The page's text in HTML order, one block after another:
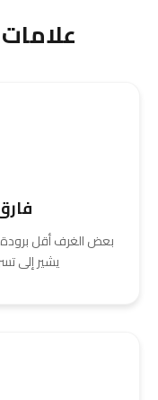
بعض الغرف أقل برودة
يشير إلى